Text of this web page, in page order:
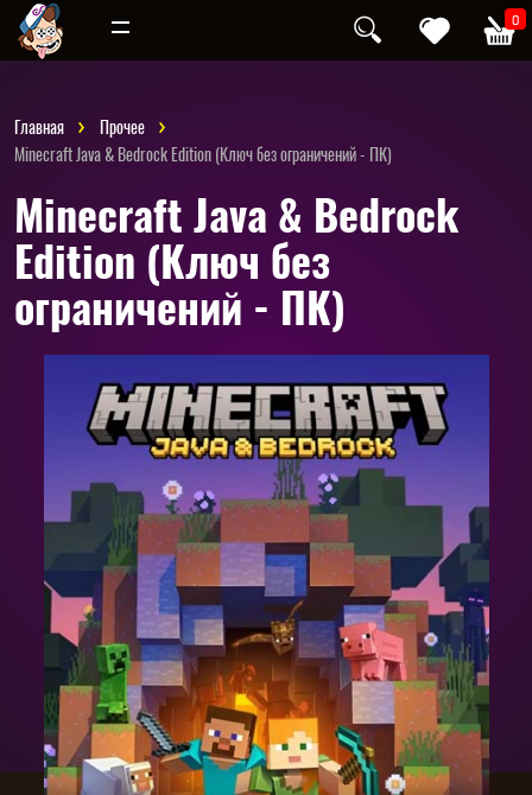
0
Инди
Главная
Прочее
Minecraft Java & Bedrock Edition (Ключ без ограничений - ПК)
Minecraft Java & Bedrock
Edition (Ключ без
ограничений - ПК)